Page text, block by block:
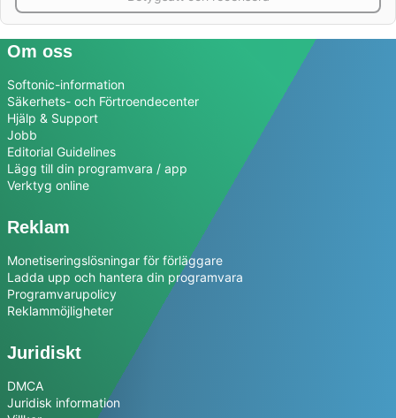
Om oss
Softonic-information
Säkerhets- och Förtroendecenter
Hjälp & Support
Jobb
Editorial Guidelines
Lägg till din programvara / app
Verktyg online
Reklam
Monetiseringslösningar för förläggare
Ladda upp och hantera din programvara
Programvarupolicy
Reklammöjligheter
Juridiskt
DMCA
Juridisk information